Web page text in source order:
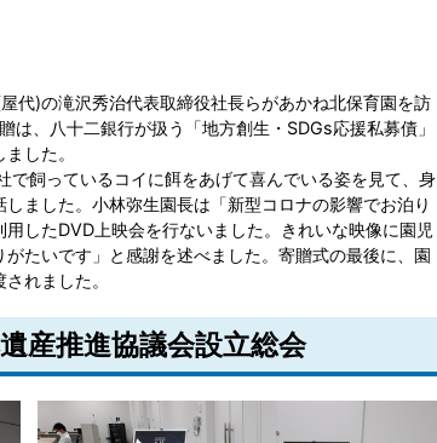
代)の滝沢秀治代表取締役社長らがあかね北保育園を訪
、八十二銀行が扱う「地方創生・SDGs応援私募債」
した。
飼っているコイに餌をあげて喜んでいる姿を見て、身
ました。小林弥生園長は「新型コロナの影響でお泊り
したDVD上映会を行ないました。きれいな映像に園児
たいです」と感謝を述べました。寄贈式の最後に、園
れました。
産推進協議会設立総会